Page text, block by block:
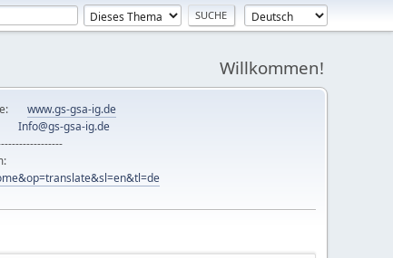
Willkommen!
www.gs-gsa-ig.de
Info@gs-gsa-ig.de